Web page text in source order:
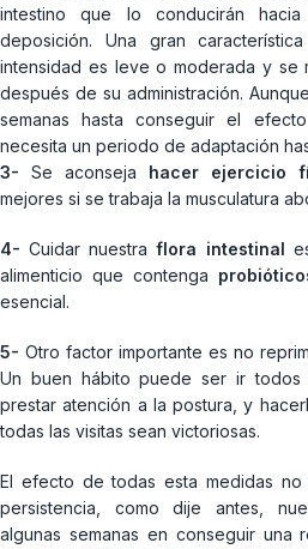
intestino que lo conducirán
deposición. Una gran
intensidad es leve o moderada y se
después de su administración.
semanas hasta conseguir el
necesita un periodo de adaptación
3- Se aconseja hacer ejercicio
mejores si se trabaja la musculatura
4- Cuidar nuestraflora intestinal
alimenticio que contenga
esencial.
5- Otro factor importante es no
Un buen hábito puede ser ir
prestar atención a la postura, y
todas las visitas sean victoriosas.
El efecto de todas esta medidas
persistencia, como dije antes,
algunas semanas en conseguir una